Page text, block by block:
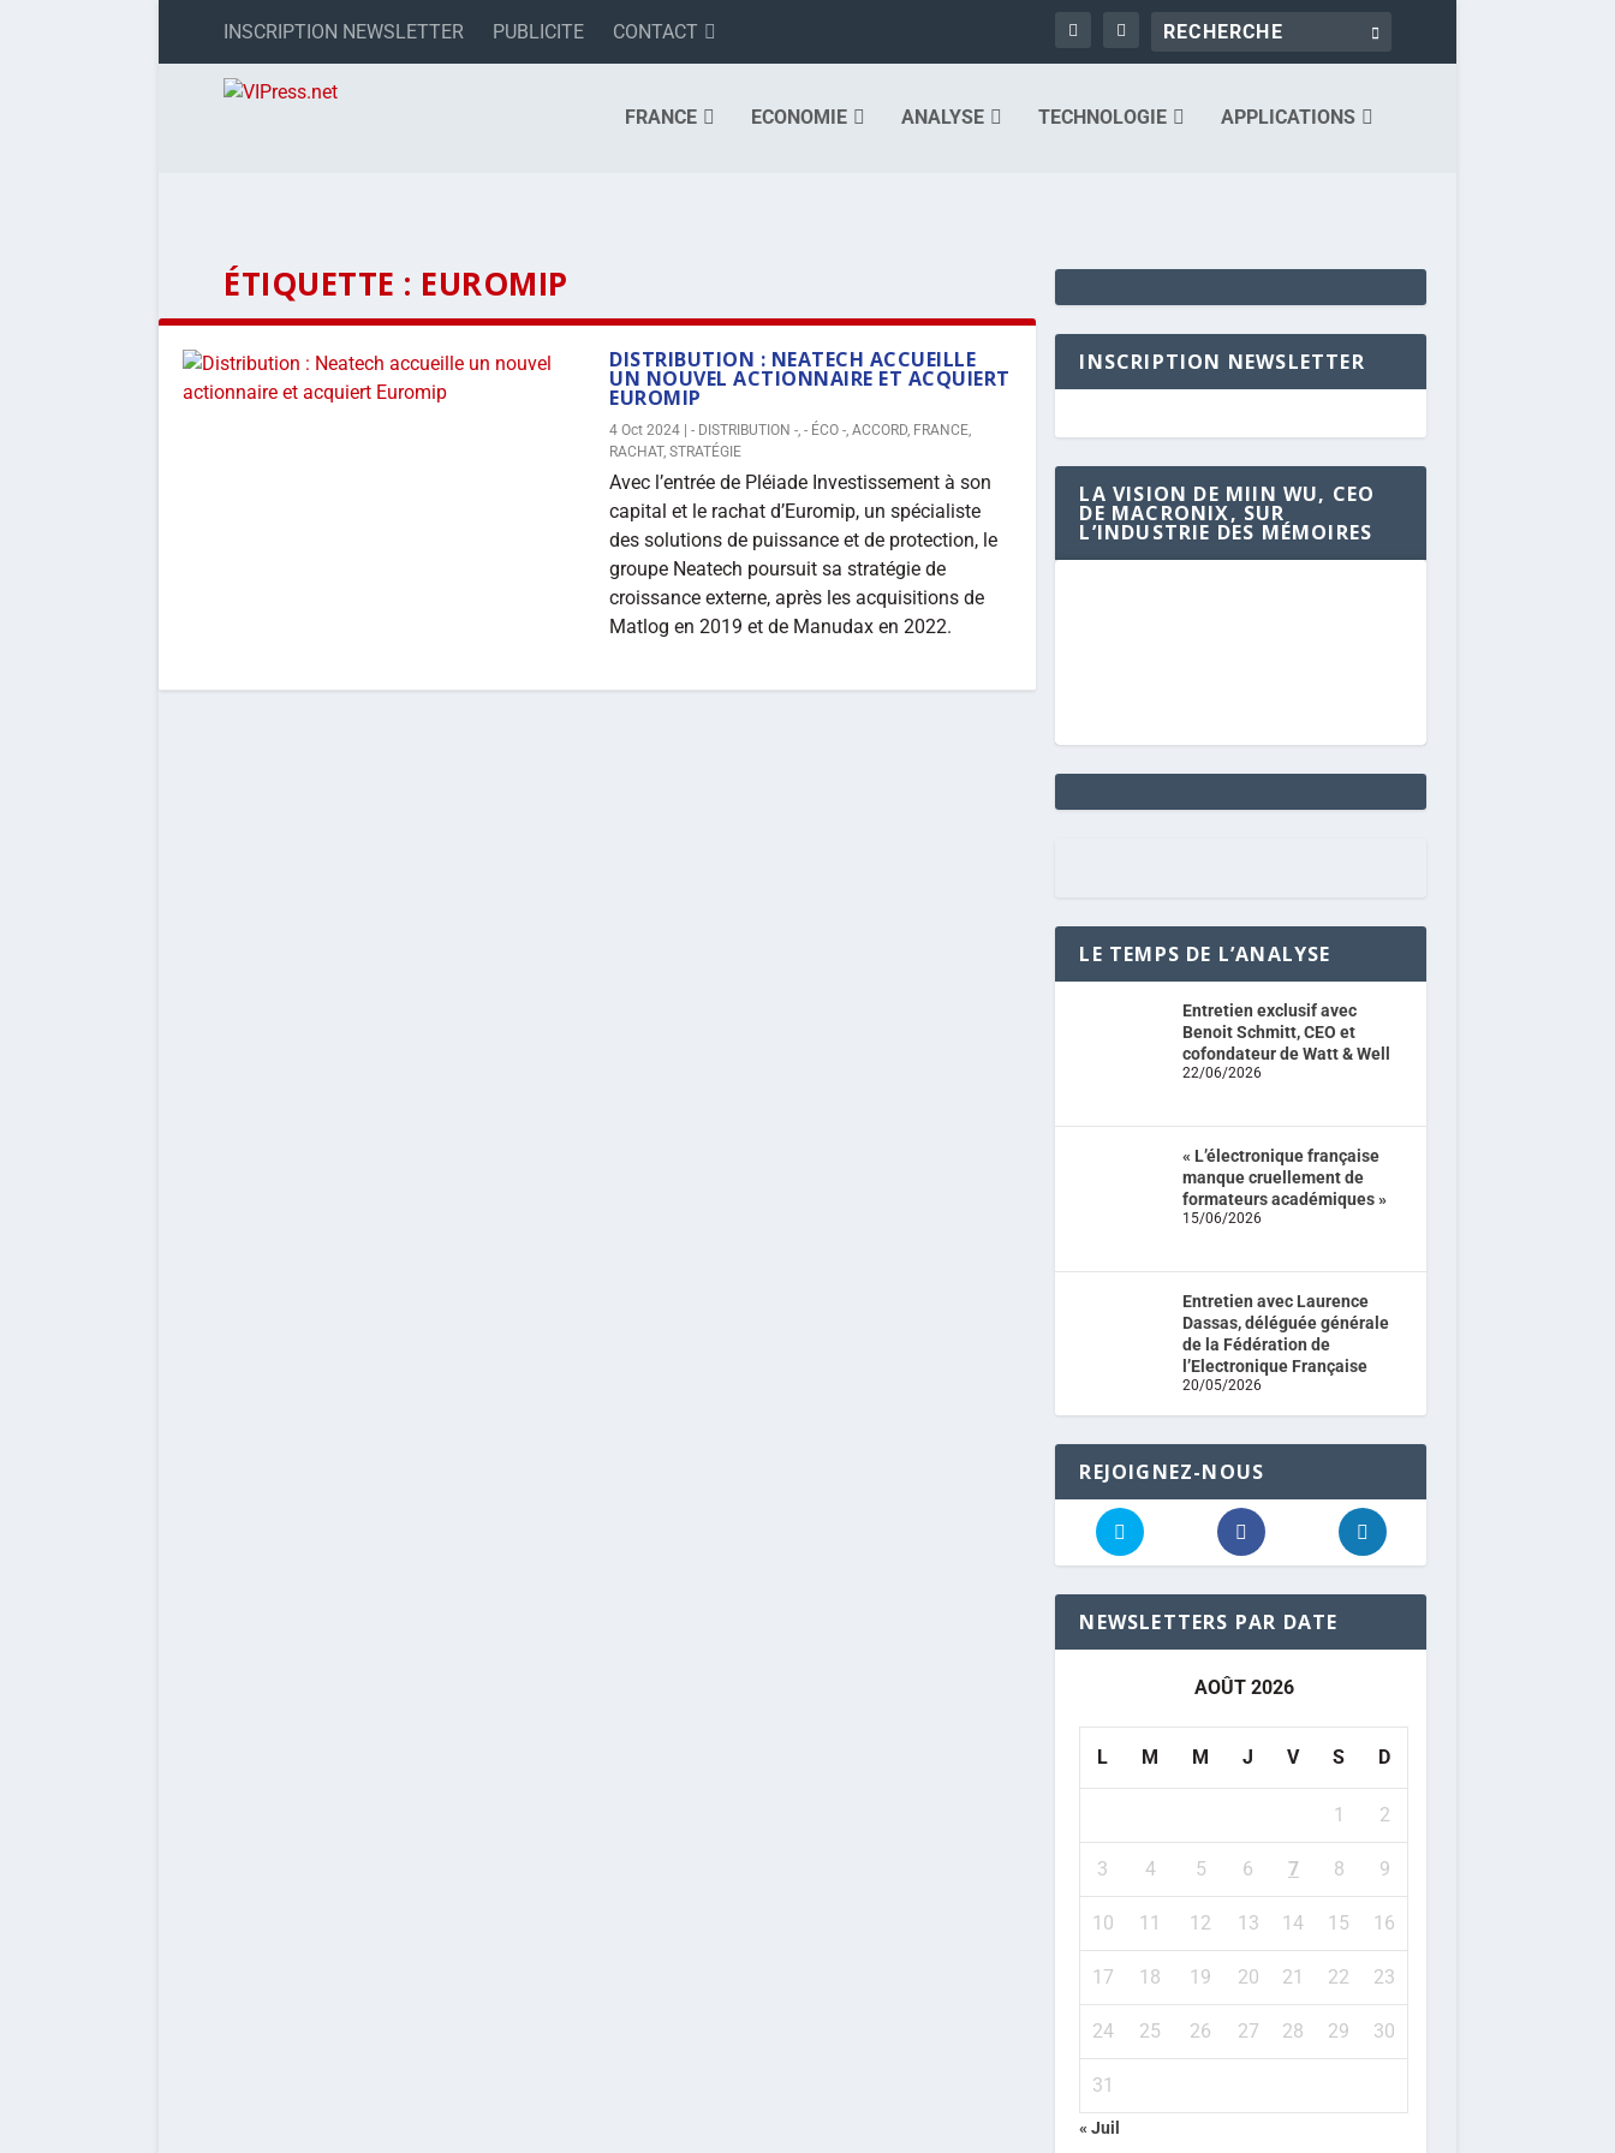
INSCRIPTION NEWSLETTER PUBLICITE CONTACT
FRANCE ECONOMIE ANALYSE TECHNOLOGIE APPLICATIONS
ÉTIQUETTE : EUROMIP
DISTRIBUTION : NEATECH ACCUEILLE
UN NOUVEL ACTIONNAIRE ET ACQUIERT
EUROMIP
4 Oct 2024 |- DISTRIBUTION -,- ÉCO -,ACCORD, FRANCE,
RACHAT,STRATÉGIE
Avec l’entrée de Pléiade Investissement à son
capital et le rachat d’Euromip, un spécialiste
des solutions de puissance et de protection, le
groupe Neatech poursuit sa stratégie de
croissance externe, après les acquisitions de
Matlog en 2019 et de Manudax en 2022.
INSCRIPTION NEWSLETTER
LA VISION DE MIIN WU, CEO
DE MACRONIX, SUR
L’INDUSTRIE DES MÉMOIRES
LE TEMPS DE L’ANALYSE
Entretien exclusif avec
Benoit Schmitt, CEO et
cofondateur de Watt & Well
22/06/2026
« L’électronique française
manque cruellement de
formateurs académiques »
15/06/2026
Entretien avec Laurence
Dassas, déléguée générale
de la Fédération de
l’Electronique Française
20/05/2026
REJOIGNEZ-NOUS
NEWSLETTERS PAR DATE
AOÛT 2026
L M M J V S D
1 2
3 4 5 6 7 8 9
10 11 12 13 14 15 16
17 18 19 20 21 22 23
24 25 26 27 28 29 30
31
« Juil